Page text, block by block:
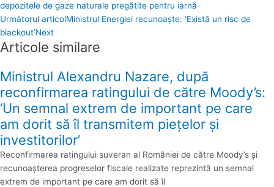
depozitele de gaze naturale pregătite pentru iarnă
Următorul articolMinistrul Energiei recunoaște: ‘Există un risc de
blackout’Next
Articole similare
Ministrul Alexandru Nazare, după
reconfirmarea ratingului de către Moody’s:
‘Un semnal extrem de important pe care
am dorit să îl transmitem pieţelor şi
investitorilor’
Reconfirmarea ratingului suveran al României de către Moody’s şi
recunoaşterea progreselor fiscale realizate reprezintă un semnal
extrem de important pe care am dorit să îl